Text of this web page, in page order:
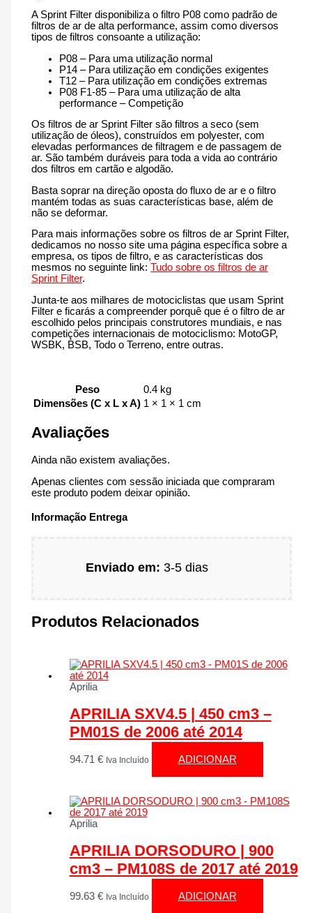
A Sprint Filter disponibiliza o filtro P08 como padrão de
filtros de ar de alta performance, assim como diversos
tipos de filtros consoante a utilização:
P08 – Para uma utilização normal
P14 – Para utilização em condições exigentes
T12 – Para utilização em condições extremas
P08 F1-85 – Para uma utilização de alta
performance – Competição
Os filtros de ar Sprint Filter são filtros a seco (sem
utilização de óleos), construídos em polyester, com
elevadas performances de filtragem e de passagem de
ar. São também duráveis para toda a vida ao contrário
dos filtros em cartão e algodão.
Basta soprar na direção oposta do fluxo de ar e o filtro
mantém todas as suas características base, além de
não se deformar.
Para mais informações sobre os filtros de ar Sprint Filter,
dedicamos no nosso site uma página específica sobre a
empresa, os tipos de filtro, e as características dos
mesmos no seguinte link:Tudo sobre os filtros de ar
Sprint Filter.
Junta-te aos milhares de motociclistas que usam Sprint
Filter e ficarás a compreender porquê que é o filtro de ar
escolhido pelos principais construtores mundiais, e nas
competições internacionais de motociclismo: MotoGP,
WSBK, BSB, Todo o Terreno, entre outras.
Peso
0.4 kg
Dimensões (C x L x A) 1 × 1 × 1 cm
Avaliações
Ainda não existem avaliações.
Apenas clientes com sessão iniciada que compraram
este produto podem deixar opinião.
Informação Entrega
Enviado em: 3-5 dias
Produtos Relacionados
Aprilia
APRILIA SXV4.5 | 450 cm3 –
PM01S de 2006 até 2014
94.71 € Iva Incluído ADICIONAR
Aprilia
APRILIA DORSODURO | 900
cm3 – PM108S de 2017 até 2019
99.63 € Iva Incluído ADICIONAR